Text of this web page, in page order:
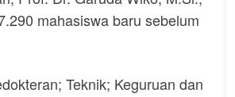
mahasiswa baru sebelum
Teknik; Keguruan dan